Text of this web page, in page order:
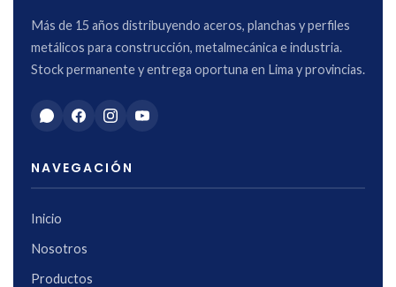
Más de 15 años distribuyendo aceros, planchas y perfiles
metálicos para construcción, metalmecánica e industria.
Stock permanente y entrega oportuna en Lima y provincias.
NAVEGACIÓN
Inicio
Nosotros
Productos